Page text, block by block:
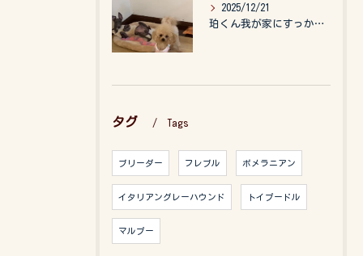
2025/12/21
珀くん我が家にすっかりなれて、キッズのお世話もしてくれて、今...
タグ Tags
ブリーダー フレブル ポメラニアン
イタリアングレーハウンド トイプードル
マルプー